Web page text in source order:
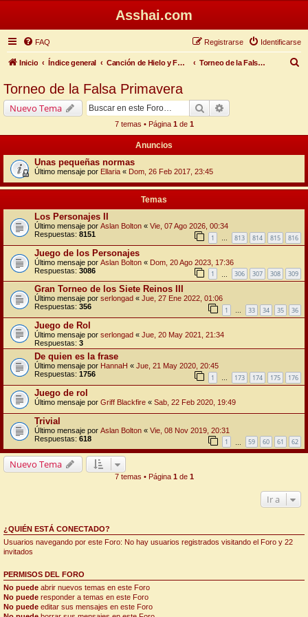
Asshai.com
FAQ Identificarse
Registrarse
Inicio Índice general Canción de Hielo y Fuego Torneo de la Falsa Primavera
Torneo de la Falsa Primavera
Nuevo Tema Buscar
7 temas • Página 1de 1
Anuncios
Unas pequeñas normas
Último mensaje por Ellaria « Dom, 26 Feb 2017, 23:45
Temas
Los Personajes II
Último mensaje por Aslan Bolton « Vie, 07 Ago 2026, 00:34
Respuestas: 8151 1 … 813 814 815 816
Juego de los Personajes
Último mensaje por Aslan Bolton « Dom, 20 Ago 2023, 17:36
Respuestas: 3086 1 306 307 308 309
Gran Torneo de los Siete Reinos III
Último mensaje por serlongad « Jue, 27 Ene 2022, 01:06
Respuestas: 356 1 … 33 34 35 36
Juego de Rol
Último mensaje por serlongad « Jue, 20 May 2021, 21:34
Respuestas: 3
De quien es la frase
Último mensaje por HannaH « Jue, 21 May 2020, 20:45
Respuestas: 1756 1 … 173 174 175 176
Juego de rol
Último mensaje por Griff Blackfire « Sab, 22 Feb 2020, 19:49
Trivial
Último mensaje por Aslan Bolton « Vie, 08 Nov 2019, 20:31
Respuestas: 618 1 59 60 61 62
Nuevo Tema
7 temas • Página 1de 1
Ir a
¿QUIÉN ESTÁ CONECTADO?
Usuarios navegando por este Foro: No hay usuarios registrados visitando el Foro y 22
invitados
PERMISOS DEL FORO
No puede abrir nuevos temas en este Foro
No puede responder a temas en este Foro
No puede editar sus mensajes en este Foro